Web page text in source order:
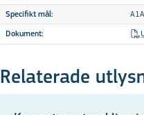
Specifikt mål: A1A
Dokument:
Relaterade